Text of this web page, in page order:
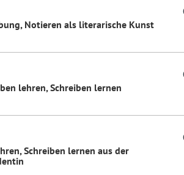
Notieren als literarische Kunst
lehren, Schreiben lernen
Schreiben lernen aus der